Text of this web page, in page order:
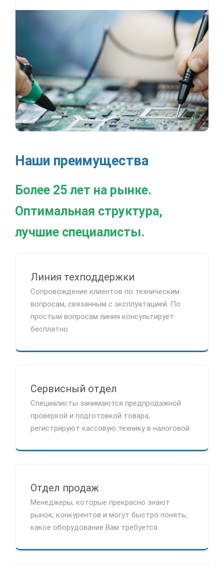
Наши преимущества
Более 25 лет на рынке.
Оптимальная структура,
лучшие специалисты.
Линия техподдержки
Сопровождение клиентов по техническим
вопросам, связанным с эксплуатацией. По
простым вопросам линия консультирует
бесплатно.
Сервисный отдел
Специалисты занимаются предпродажной
проверкой и подготовкой товара,
регистрируют кассовую технику в налоговой.
Отдел продаж
Менеджеры, которые прекрасно знают
рынок, конкурентов и могут быстро понять,
какое оборудование Вам требуется.